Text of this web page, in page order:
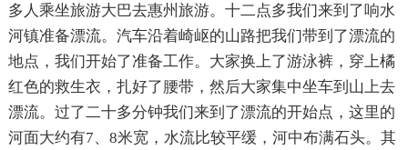
多人乘坐旅游大巴去惠州旅游。十二点多我们来到了响水
河镇准备漂流。汽车沿着崎岖的山路把我们带到了漂流的
地点，我们开始了准备工作。大家换上了游泳裤，穿上橘
红色的救生衣，扎好了腰带，然后大家集中坐车到山上去
漂流。过了二十多分钟我们来到了漂流的开始点，这里的
河面大约有7、8米宽，水流比较平缓，河中布满石头。其